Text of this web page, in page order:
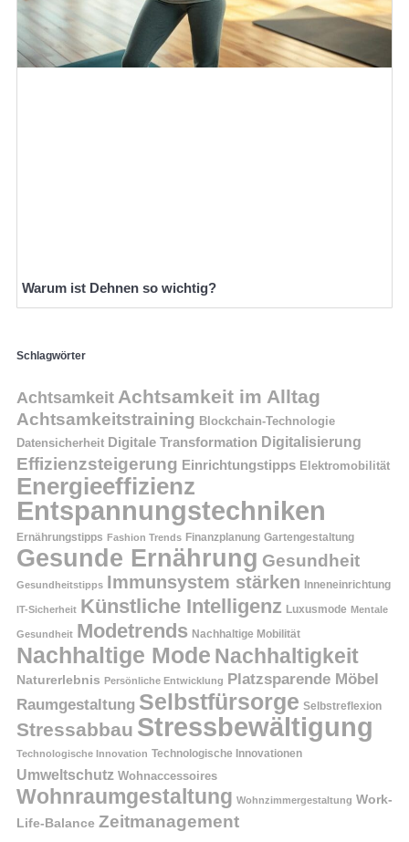
Warum ist Dehnen so wichtig?
Schlagwörter
Achtsamkeit Achtsamkeit im Alltag
Achtsamkeitstraining Blockchain-Technologie
Datensicherheit Digitale Transformation Digitalisierung
Effizienzsteigerung Einrichtungstipps Elektromobilität
Energieeffizienz
Entspannungstechniken
Ernährungstipps Fashion Trends Finanzplanung Gartengestaltung
Gesunde Ernährung Gesundheit
Gesundheitstipps Immunsystem stärken Inneneinrichtung
IT-Sicherheit Künstliche Intelligenz Luxusmode Mentale
Gesundheit Modetrends Nachhaltige Mobilität
Nachhaltige Mode Nachhaltigkeit
Naturerlebnis Persönliche Entwicklung Platzsparende Möbel
Raumgestaltung Selbstfürsorge Selbstreflexion
Stressabbau Stressbewältigung
Technologische Innovation Technologische Innovationen
Umweltschutz Wohnaccessoires
Wohnraumgestaltung Wohnzimmergestaltung Work-
Life-Balance Zeitmanagement